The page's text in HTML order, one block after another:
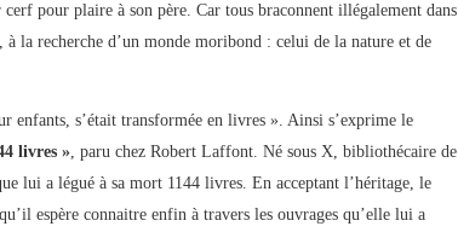
pour plaire à son père. Car tous braconnent illégalement dans
à la recherche d’un monde moribond : celui de la nature et de
enfants, s’était transformée en livres ». Ainsi s’exprime le
livres », paru chez Robert Laffont. Né sous X, bibliothécaire de
lui a légué à sa mort 1144 livres. En acceptant l’héritage, le
espère connaitre enfin à travers les ouvrages qu’elle lui a